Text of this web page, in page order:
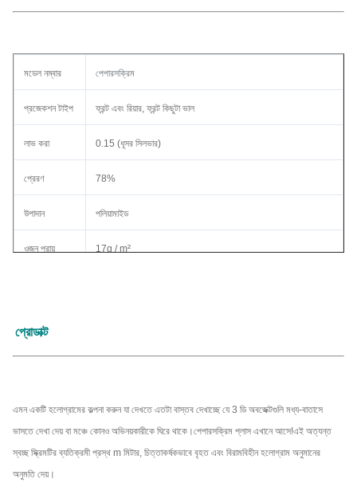
মডেল নম্বার পেপারসক্রিম
প্রজেকশন টাইপ ফ্রন্ট এবং রিয়ার, ফ্রন্ট কিছুটা ভাল
লাভ করা 0.15 (ধূসর সিলভার)
প্রেরণ 78%
উপাদান পলিয়ামাইড
ওজন প্রায় 17g / m²
প্রোডাক্ট
এমন একটি হলোগ্রামের কল্পনা করুন যা দেখতে এতটা বাস্তব দেখাচ্ছে যে 3 ডি অবজেক্টগুলি মধ্য-বাতাসে
ভাসতে দেখা দেয় বা মঞ্চে কোনও অভিনয়কারীকে ঘিরে থাকে।পেপারসক্রিম প্লাস এখানে আসে!এই অত্যন্ত
স্বচ্ছ স্ক্রিমটির ব্যতিক্রমী প্রস্থ m মিটার, চিত্তাকর্ষকভাবে বৃহত এবং বিরামবিহীন হলোগ্রাম অনুমানের
অনুমতি দেয়।